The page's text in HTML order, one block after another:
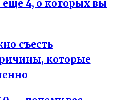
4, о которых вы
съесть
которые